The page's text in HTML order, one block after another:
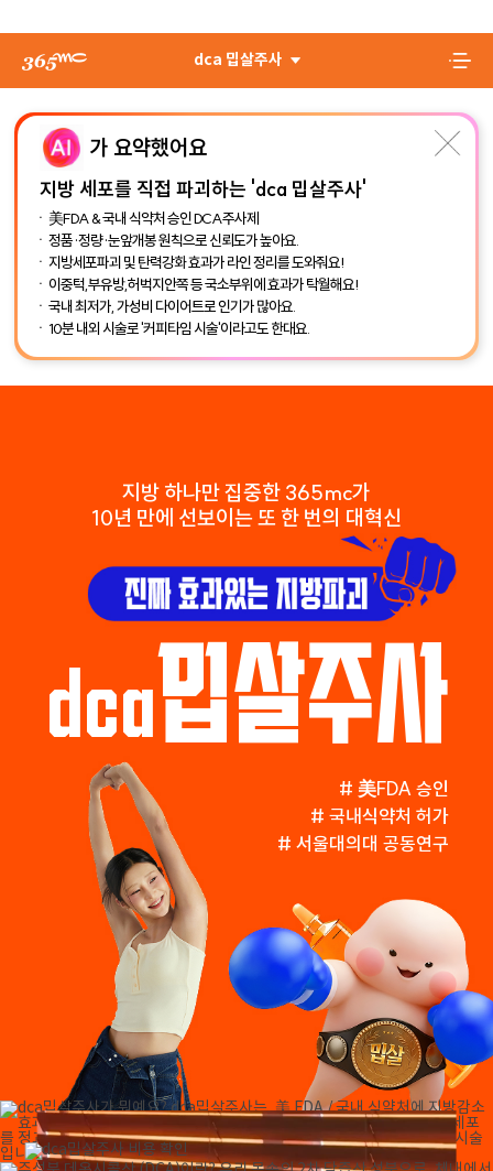
dca 밉살주사
가 요약했어요
지방 세포를 직접 파괴하는 'dca 밉살주사'
美FDA & 국내 식약처 승인 DCA주사제
정품·정량·눈앞개봉 원칙으로 신뢰도가 높아요.
지방세포파괴 및 탄력강화 효과가 라인 정리를 도와줘요!
이중턱,부유방,허벅지안쪽 등 국소부위에 효과가 탁월해요!
국내 최저가, 가성비 다이어트로 인기가 많아요.
10분 내외 시술로 '커피타임 시술'이라고도 한대요.
지방 하나만 집중한 365mc가
10년 만에 선보이는 또 한 번의 대혁신
dca밉살주사
# 美FDA 승인
# 국내식약처 허가
# 서울대의대 공동연구